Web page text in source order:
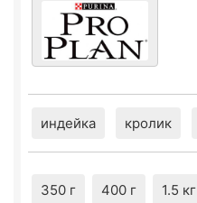
индейка кролик
350 г 400 г 1.5 кг